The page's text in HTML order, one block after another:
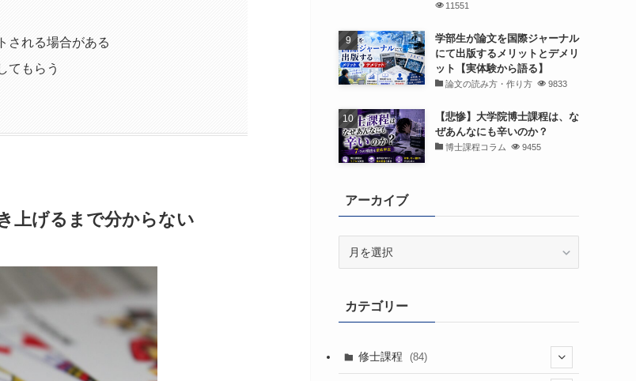
される場合がある
てもらう
上げるまで分からない
11551
学部生が論文を国際ジャーナル
にて出版するメリットとデメリ
ット【実体験から語る】
論文の読み方・作り方 9833
【悲惨】大学院博士課程は、な
ぜあんなにも辛いのか？
博士課程コラム 9455
アーカイブ
ブカテゴリー
修士課程 (84)